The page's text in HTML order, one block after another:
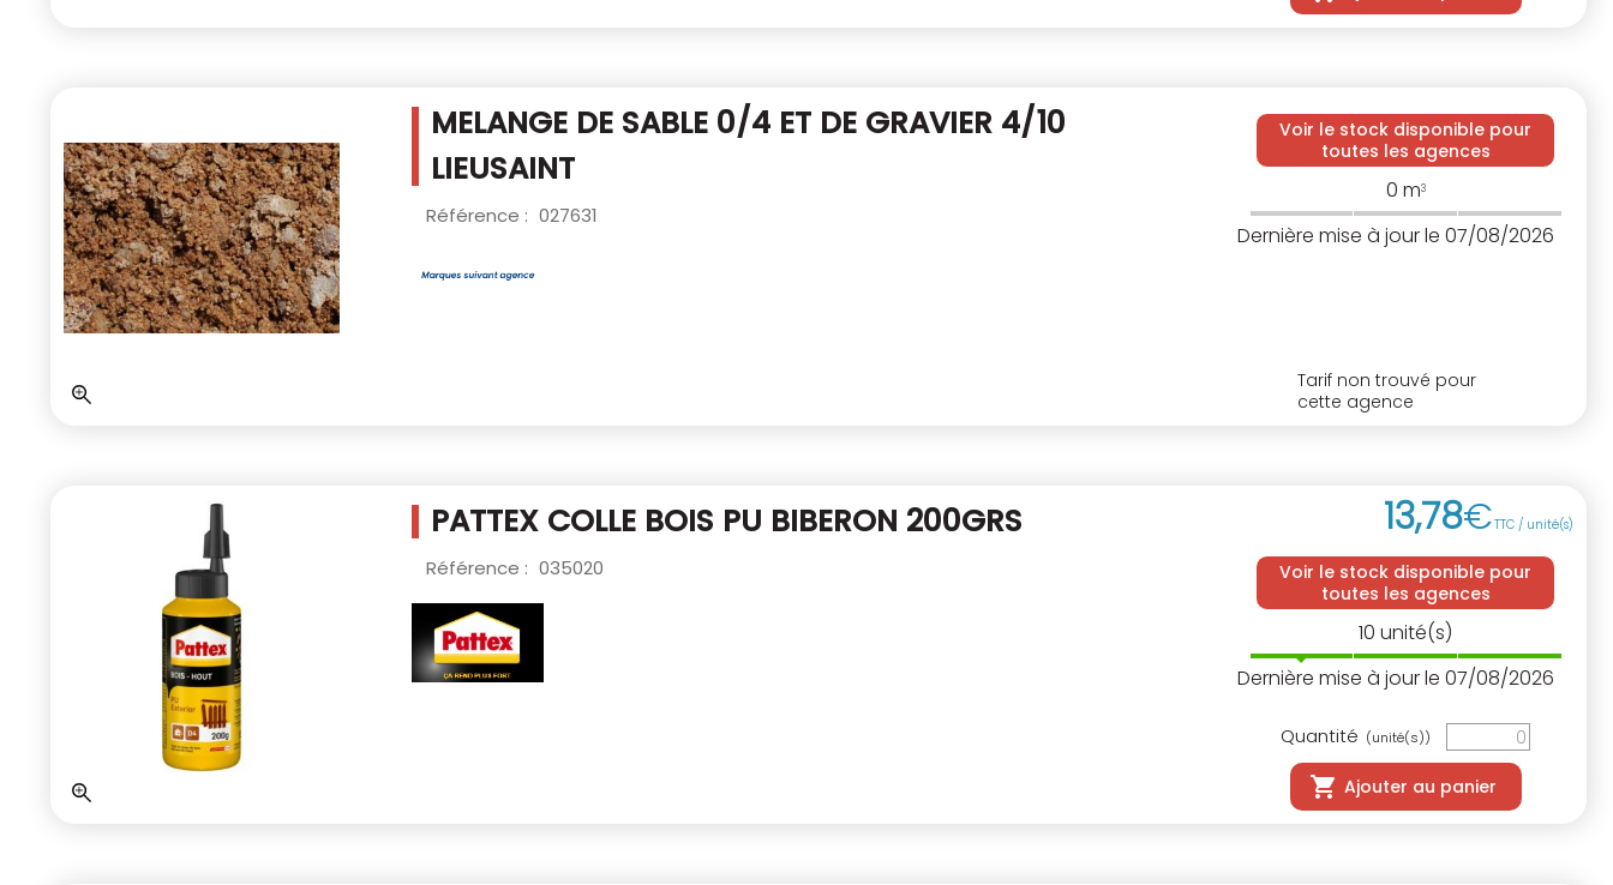
MELANGE DE SABLE 0/4 ET DE GRAVIER 4/10
LIEUSAINT
Référence : 027631
Voir le stock disponible pour
toutes les agences
0 m3
Dernière mise à jour le 07/08/2026
Tarif non trouvé pour
cette agence
PATTEX COLLE BOIS PU BIBERON 200GRS
Référence : 035020
13,78€TTC / unité(s)
Voir le stock disponible pour
toutes les agences
10 unité(s)
Dernière mise à jour le 07/08/2026
Quantité (unité(s))
Ajouter au panier